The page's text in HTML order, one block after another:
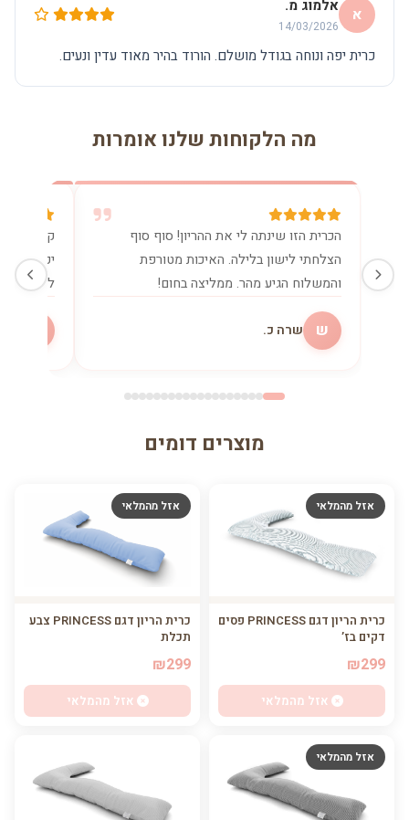
א אלמוג מ.
14/03/2026
כרית יפה ונוחה בגודל מושלם. הורוד בהיר מאוד עדין ונעים.
מה הלקוחות שלנו אומרות
הכרית הזו שינתה לי את ההריון! סוף סוף
הצלחתי לישון בלילה. האיכות מטורפת
והמשלוח הגיע מהר. ממליצה בחום!
ש שרה כ.
קניתי
יכולה
להנקה.
מוצרים דומים
אזל מהמלאי
כרית הריון דגם PRINCESS פסים
דקים בז’
₪299
אזל מהמלאי
אזל מהמלאי
כרית הריון דגם PRINCESS צבע
תכלת
₪299
אזל מהמלאי
אזל מהמלאי